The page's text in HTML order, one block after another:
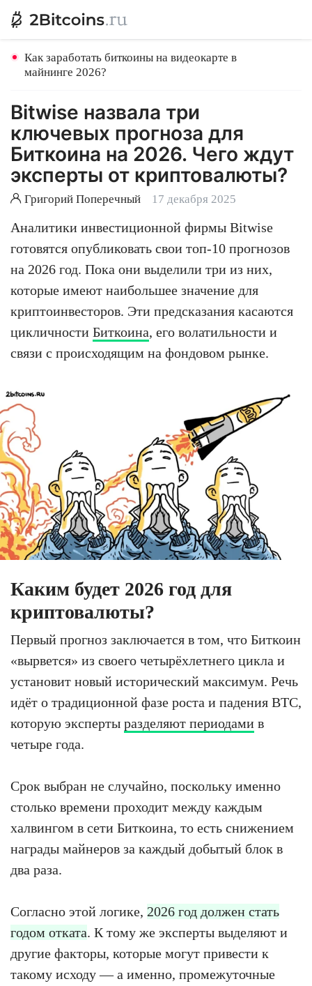
Как заработать биткоины на видеокарте в
майнинге 2026?
Bitwise назвала три
ключевых прогноза для
Биткоина на 2026. Чего ждут
эксперты от криптовалюты?
Григорий Поперечный 17 декабря 2025
Аналитики инвестиционной фирмы Bitwise
готовятся опубликовать свои топ-10 прогнозов
на 2026 год. Пока они выделили три из них,
которые имеют наибольшее значение для
криптоинвесторов. Эти предсказания касаются
цикличности Биткоина, его волатильности и
связи с происходящим на фондовом рынке.
Каким будет 2026 год для
криптовалюты?
Первый прогноз заключается в том, что Биткоин
«вырвется» из своего четырёхлетнего цикла и
установит новый исторический максимум. Речь
идёт о традиционной фазе роста и падения BTC,
которую эксперты разделяют периодами в
четыре года.
Срок выбран не случайно, поскольку именно
столько времени проходит между каждым
халвингом в сети Биткоина, то есть снижением
награды майнеров за каждый добытый блок в
два раза.
Согласно этой логике, 2026 год должен стать
годом отката. К тому же эксперты выделяют и
другие факторы, которые могут привести к
такому исходу — а именно, промежуточные